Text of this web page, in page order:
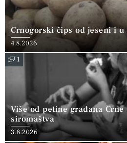
Crnogorski čips od jeseni i u
4.8.2026
1
Više od petine građana
siromaštva
3.8.2026